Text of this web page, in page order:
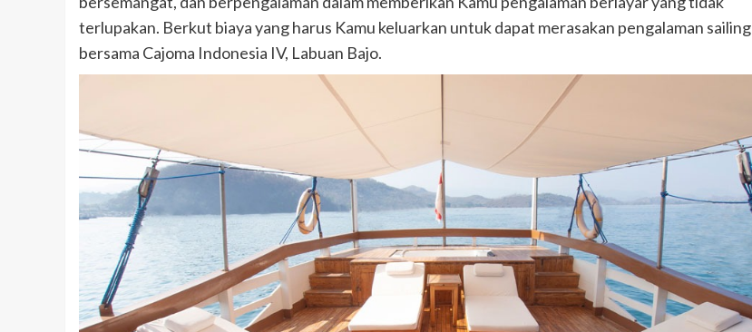
terlupakan. Berkut biaya yang harus Kamu keluarkan untuk dapat merasakan pengalaman sailing
bersama Cajoma Indonesia IV, Labuan Bajo.